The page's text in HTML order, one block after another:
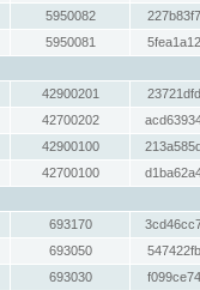
5950082
5950081
42900201
42700202
42900100
42700100
693170
693050
693030